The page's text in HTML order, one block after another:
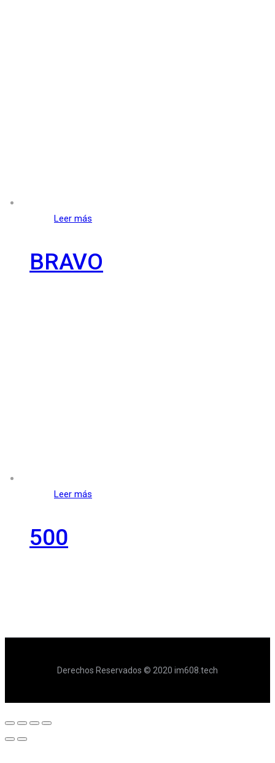
Leer más
BRAVO
Leer más
500
Derechos Reservados © 2020 im608.tech